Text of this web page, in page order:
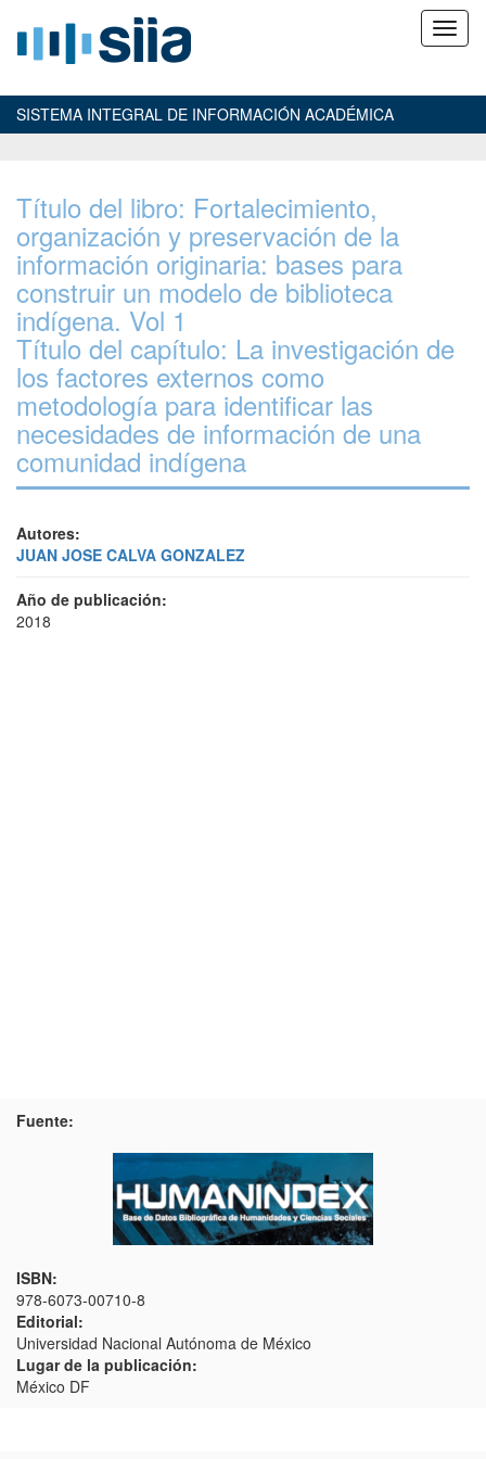
SISTEMA INTEGRAL DE INFORMACIÓN ACADÉMICA
Título del libro: Fortalecimiento,
organización y preservación de la
información originaria: bases para
construir un modelo de biblioteca
indígena. Vol 1
Título del capítulo: La investigación de
los factores externos como
metodología para identificar las
necesidades de información de una
comunidad indígena
Autores:
JUAN JOSE CALVA GONZALEZ
Año de publicación:
2018
Fuente:
ISBN:
978-6073-00710-8
Editorial:
Universidad Nacional Autónoma de México
Lugar de la publicación:
México DF